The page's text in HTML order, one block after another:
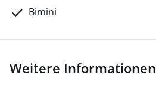
Bimini
Weitere Informationen